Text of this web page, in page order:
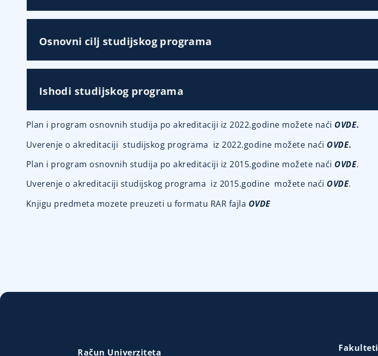
Osnovni cilj studijskog programa
Ishodi studijskog programa
Plan i program osnovnih studija po akreditaciji iz 2022.godine možete naći OVDE.
Uverenje o akreditaciji studijskog programa iz 2022.godine možete naći OVDE.
Plan i program osnovnih studija po akreditaciji iz 2015.godine možete naći OVDE.
Uverenje o akreditaciji studijskog programa iz 2015.godine možete naći OVDE.
Knjigu predmeta mozete preuzeti u formatu RAR fajla OVDE
Račun Univerziteta Fakulteti